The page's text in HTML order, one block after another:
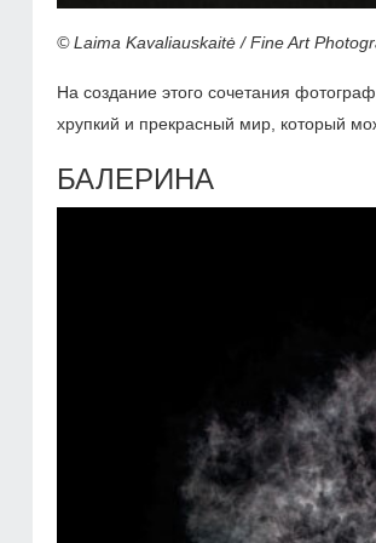
© Laima Kavaliauskaitė / Fine Art
На создание этого сочетания
хрупкий и прекрасный мир, который
БАЛЕРИНА